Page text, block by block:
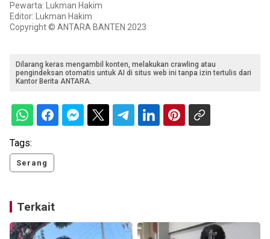
Pewarta: Lukman Hakim
Editor: Lukman Hakim
Copyright © ANTARA BANTEN 2023
Dilarang keras mengambil konten, melakukan crawling atau
pengindeksan otomatis untuk AI di situs web ini tanpa izin tertulis dari
Kantor Berita ANTARA.
Tags:
Serang
Terkait